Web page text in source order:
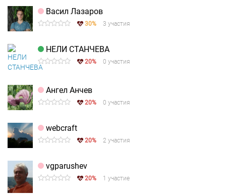
Васил Лазаров
30% 3 участия
НЕЛИ СТАНЧЕВА
20% 0 участия
Ангел Анчев
20% 0 участия
webcraft
20% 2 участия
vgparushev
20% 1 участие